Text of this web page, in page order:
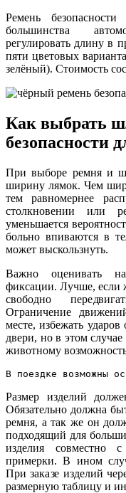
Ремень
большинства
регулировать длину в
пяти цветовых
зелёный). Стоимость
Как выбрать
безопасности
При выборе ремня и
ширину лямок. Чем
тем равномернее
столкновении или
уменьшается
больно впиваются в
может выскользнуть.
Важно оценивать
фиксации. Лучше, если
свободно
Ограничение
месте, избежать
двери, но в этом
животному возможность
В поездке возможны
Размер изделий
Обязательно должна
ремня, а так же он
подходящий для
изделия совместно
примерки. В ином
При заказе изделий
размерную таблицу и